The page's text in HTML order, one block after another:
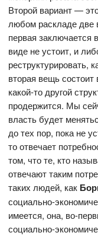
Второй вариант —
любом раскладе две
первая заключается
виде не устоит, и
реструктурировать,
вторая вещь
какой-то другой
продержится. Мы
власть будет
до тех пор, пока не
то отвечает
том, что те, кто
отвечают таким
таких людей, как
социально-
имеется, она, во-
социально-